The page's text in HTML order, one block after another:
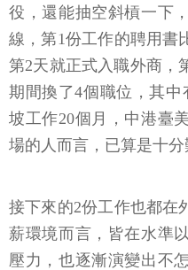
役，還能抽空斜槓一下
線，第1份工作的聘用書
第2天就正式入職外商，
期間換了4個職位，其
坡工作20個月，中港臺
場的人而言，已算是十分
接下來的2份工作也都在
薪環境而言，皆在水準
壓力，也逐漸演變出不